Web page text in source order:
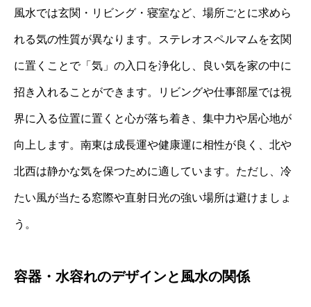
風水では玄関・リビング・寝室など、場所ごとに求めら
れる気の性質が異なります。ステレオスペルマムを玄関
に置くことで「気」の入口を浄化し、良い気を家の中に
招き入れることができます。リビングや仕事部屋では視
界に入る位置に置くと心が落ち着き、集中力や居心地が
向上します。南東は成長運や健康運に相性が良く、北や
北西は静かな気を保つために適しています。ただし、冷
たい風が当たる窓際や直射日光の強い場所は避けましょ
う。
容器・水容れのデザインと風水の関係